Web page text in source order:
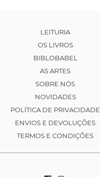
LEITURIA
OS LIVROS
BIBLOBABEL
AS ARTES
SOBRE NÓS
NOVIDADES
POLÍTICA DE PRIVACIDADE
ENVIOS E DEVOLUÇÕES
TERMOS E CONDIÇÕES